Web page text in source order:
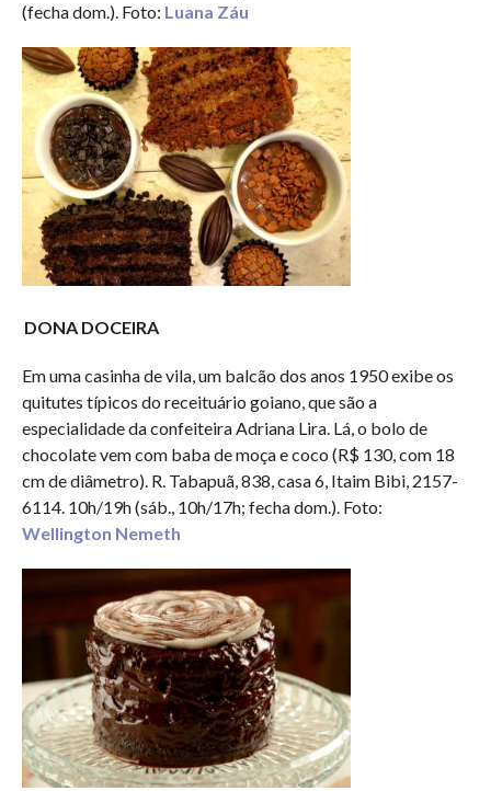
(fecha dom.). Foto: Luana Záu
DONA DOCEIRA
Em uma casinha de vila, um balcão dos anos 1950 exibe os
quitutes típicos do receituário goiano, que são a
especialidade da confeiteira Adriana Lira. Lá, o bolo de
chocolate vem com baba de moça e coco (R$ 130, com 18
cm de diâmetro). R. Tabapuã, 838, casa 6, Itaim Bibi, 2157-
6114. 10h/19h (sáb., 10h/17h; fecha dom.). Foto:
Wellington Nemeth